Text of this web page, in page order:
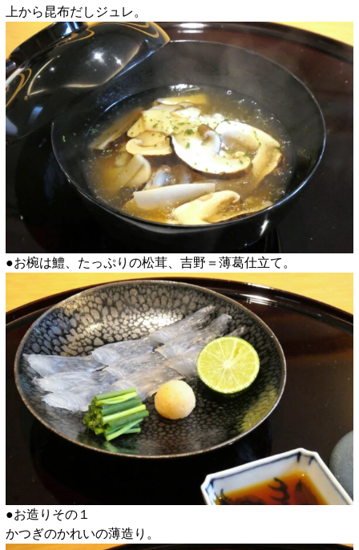
上から昆布だしジュレ。
●お椀は鱧、たっぷりの松茸、吉野＝薄葛仕立て。
●お造りその１
かつぎのかれいの薄造り。